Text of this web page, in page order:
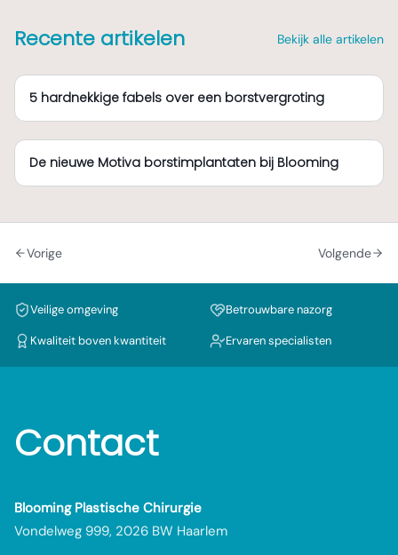
Recente artikelen Bekijk alle artikelen
5 hardnekkige fabels over een borstvergroting
De nieuwe Motiva borstimplantaten bij Blooming
Vorige Volgende
Veilige omgeving Betrouwbare nazorg
Kwaliteit boven kwantiteit Ervaren specialisten
Contact
Blooming Plastische Chirurgie
Vondelweg 999, 2026 BW Haarlem